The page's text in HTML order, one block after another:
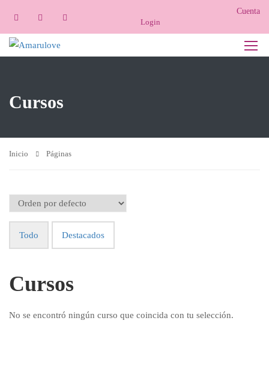
Cuenta
Login
Cursos
Inicio Páginas
Todo Destacados
Cursos
No se encontró ningún curso que coincida con tu selección.